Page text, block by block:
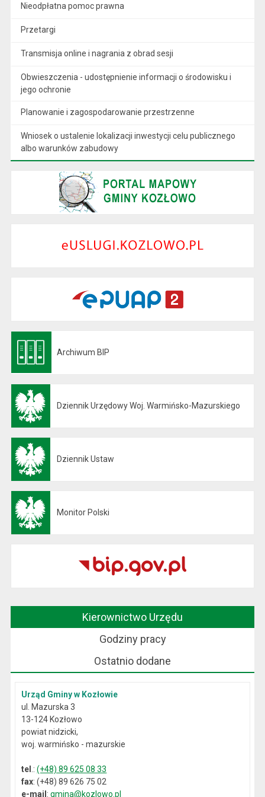
Nieodpłatna pomoc prawna
Przetargi
Transmisja online i nagrania z obrad sesji
Obwieszczenia - udostępnienie informacji o środowisku i
jego ochronie
Planowanie i zagospodarowanie przestrzenne
Wniosek o ustalenie lokalizacji inwestycji celu publicznego
albo warunków zabudowy
Archiwum BIP
Dziennik Urzędowy Woj. Warmińsko-Mazurskiego
Dziennik Ustaw
Monitor Polski
Kierownictwo Urzędu
Godziny pracy
Ostatnio dodane
Urząd Gminy w Kozłowie
ul. Mazurska 3
13-124 Kozłowo
powiat nidzicki,
woj. warmińsko - mazurskie
tel .:(+48) 89 625 08 33
fax: (+48) 89 626 75 02
e-mail:gmina@kozlowo.pl